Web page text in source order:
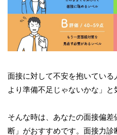
面接に対して不安を抱いてい
より準備不足じゃないかな」と
そんな時は、あなたの面接偏
断」がおすすめです。面接力